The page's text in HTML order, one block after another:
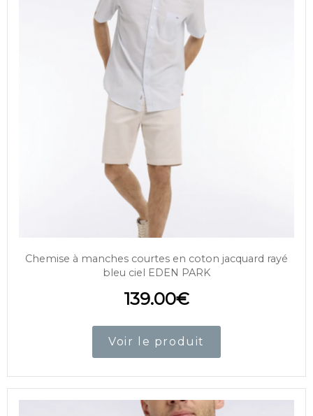
Chemise à manches courtes en coton jacquard rayé
bleu ciel EDEN PARK
139.00€
Voir le produit